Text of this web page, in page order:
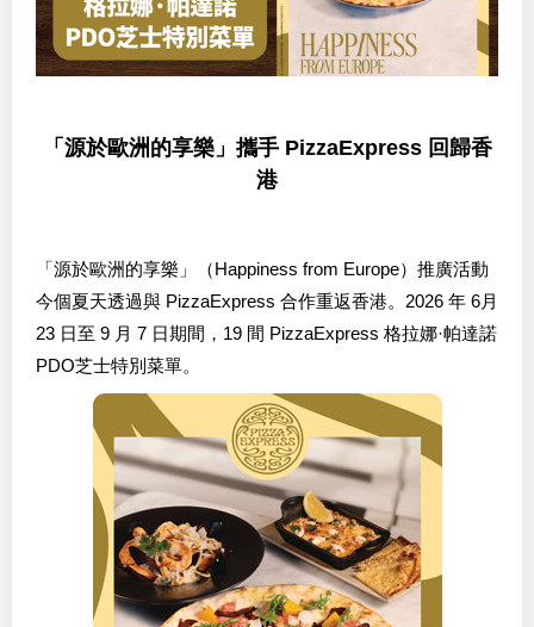
「源於歐洲的享樂」攜手 PizzaExpress 回歸香
港
「源於歐洲的享樂」（Happiness from Europe）推廣活動
今個夏天透過與 PizzaExpress 合作重返香港。2026 年 6月
23 日至 9 月 7 日期間，19 間 PizzaExpress 格拉娜·帕達諾
PDO芝士特別菜單。